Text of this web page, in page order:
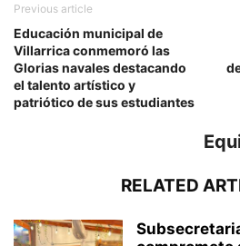
Previous article
Educación municipal de
Villarrica conmemoró las
Glorias navales destacando
el talento artístico y
patriótico de sus estudiantes
RELATED